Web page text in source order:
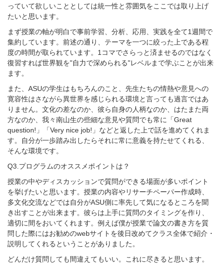
っていて欲しいこととしては統一性と雰囲気をここでは取り上げ
たいと思います。
まず授業の軸が明白で事前学習、分析、応用、実践を全て1週間で
集約しています。前述の通り、テーマを一つに絞った上である程
度の時間が取られています。 1 コマでさらっと済ませるのではなく
復習すれば世界観を"自力で深められる"レベルまで学ぶことが出来
ます。
また、 ASUの学生はもちろんのこと、先生たちの情熱や意見への
寛容性はさながら異世界を感じられる環境と言っても過言ではあ
りません。文化の差なのか、彼ら自身の人柄なのか、はたまた両
方なのか、我々南山生の些細な意見や質問でも常に「Great
question! 」「Very nice job! 」などと返した上で話を進めてくれま
す。自分が一歩踏み出したらそれに常に意義を持たせてくれる、
そんな環境です。
Q3. プログラムのオススメポイントは？
授業の中やディスカッションで質問ができる場面が多いポイント
を挙げたいと思います。授業の内容やリサーチペーパー作成時、
多文化交流などでは自分がASU側に率先して気になるところを聞
き出すことが出来ます。彼らは上手に質問のタイミングを作り、
適切に間をおいてくれます。例えば僕が授業で論文の書き方を質
問した際にはお勧めのwebサイトを後日改めてクラス全体で紹介・
説明してくれるということがありました。
どんだけ質問しても間違えてもいい。これに尽きると思います。